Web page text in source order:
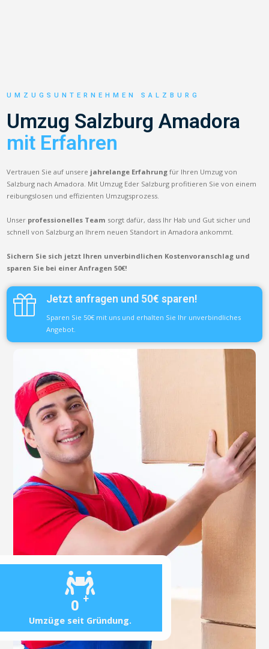
0 +
Umzüge seit Gründung.
UMZUGSUNTERNEHMEN SALZBURG
Umzug Salzburg Amadora
mit Erfahren
Vertrauen Sie auf unsere jahrelange Erfahrung für Ihren Umzug von
Salzburg nach Amadora. Mit Umzug Eder Salzburg profitieren Sie von einem
reibungslosen und effizienten Umzugsprozess.
Unser professionelles Team sorgt dafür, dass Ihr Hab und Gut sicher und
schnell von Salzburg an Ihrem neuen Standort in Amadora ankommt.
Sichern Sie sich jetzt Ihren unverbindlichen Kostenvoranschlag und
sparen Sie bei einer Anfragen 50€!
Jetzt anfragen und 50€ sparen!
Sparen Sie 50€ mit uns und erhalten Sie Ihr unverbindliches
Angebot.